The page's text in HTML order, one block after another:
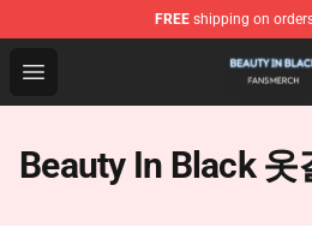
FREE shipping on
Open menu
Beauty In Black Shop -
Beauty In Black 옷